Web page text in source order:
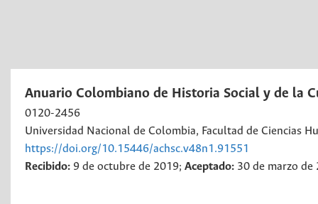
Anuario Colombiano de Historia Social y de la
0120-2456
Universidad Nacional de Colombia, Facultad de Ciencias
https://doi.org/10.15446/achsc.v48n1.91551
Recibido: 9 de octubre de 2019; Aceptado: 30 de marzo de